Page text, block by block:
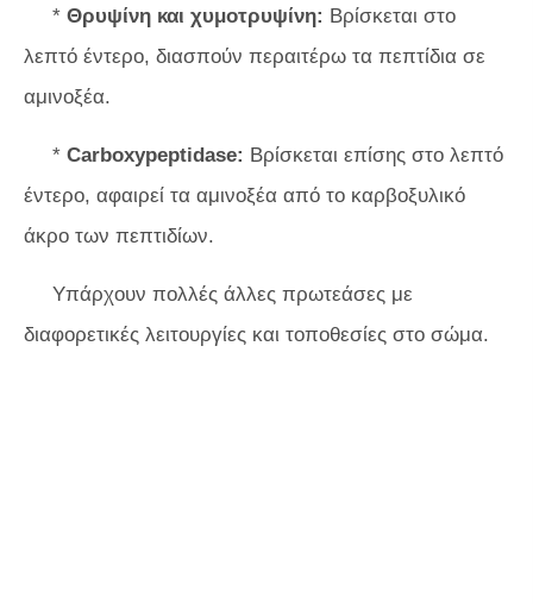
* Θρυψίνη και χυμοτρυψίνη: Βρίσκεται στο
λεπτό έντερο, διασπούν περαιτέρω τα πεπτίδια σε
αμινοξέα.
* Carboxypeptidase: Βρίσκεται επίσης στο λεπτό
έντερο, αφαιρεί τα αμινοξέα από το καρβοξυλικό
άκρο των πεπτιδίων.
Υπάρχουν πολλές άλλες πρωτεάσες με
διαφορετικές λειτουργίες και τοποθεσίες στο σώμα.